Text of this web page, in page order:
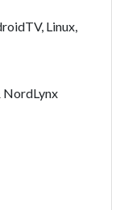
Linux,
NordLynx